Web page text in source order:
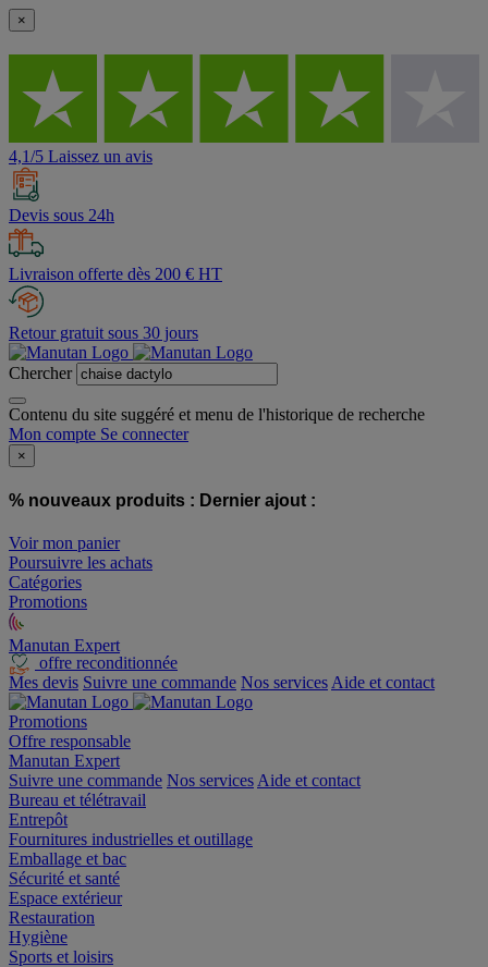
×
4,1/5 Laissez un avis
Devis sous 24h
Livraison offerte dès 200 € HT
Retour gratuit sous 30 jours
Chercher
Contenu du site suggéré et menu de l'historique de recherche
Mon compte Se connecter
×
% nouveaux produits : Dernier ajout :
Voir mon panier
Poursuivre les achats
Catégories
Promotions
Manutan Expert
offre reconditionnée
Mes devis Suivre une commande Nos services Aide et contact
Promotions
Offre responsable
Manutan Expert
Suivre une commande Nos services Aide et contact
Bureau et télétravail
Entrepôt
Fournitures industrielles et outillage
Emballage et bac
Sécurité et santé
Espace extérieur
Restauration
Hygiène
Sports et loisirs